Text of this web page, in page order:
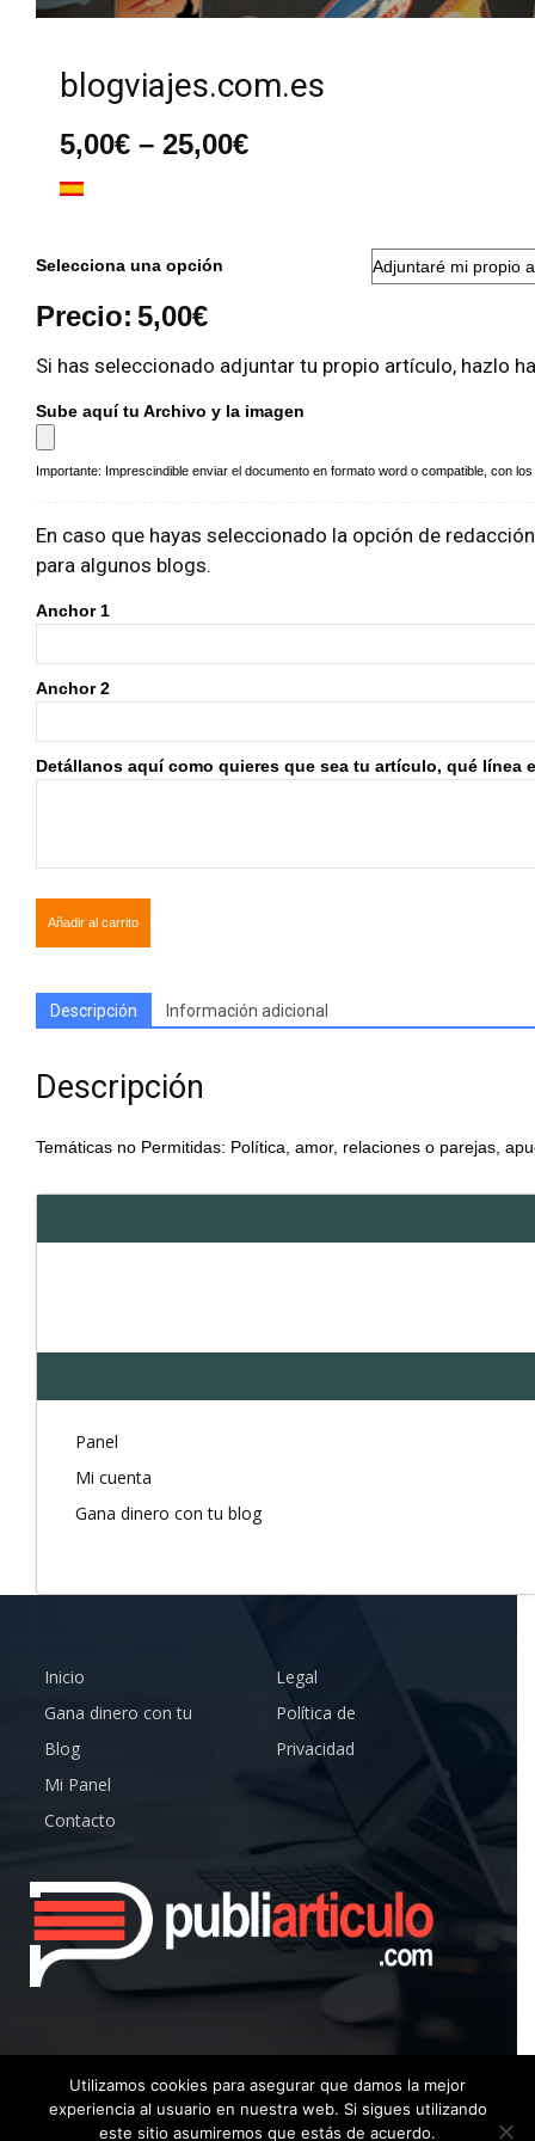
blogviajes.com.es
5,00€ – 25,00€Rango
Selecciona una opción
Precio: 5,00€
Si has seleccionado adjuntar tu propio artículo, hazlo
Sube aquí tu Archivo y la imagen
Importante: Imprescindible enviar el documento en formato word o compatible, con
En caso que hayas seleccionado la opción de
para algunos blogs.
Anchor 1
Anchor 2
Detállanos aquí como quieres que sea tu artículo, qué línea
Añadir al carrito
Descripción Información adicional
Descripción
Temáticas no Permitidas: Política, amor, relaciones o parejas,
Panel
Mi cuenta
Gana dinero con tu blog
Inicio
Gana dinero con tu
Blog
Mi Panel
Contacto
Legal
Política de
Privacidad
© Copyright 2019 – Publiarticulo – Todos los Derechos
Utilizamos cookies para asegurar que damos la mejor
experiencia al usuario en nuestra web. Si sigues utilizando
este sitio asumiremos que estás de acuerdo.